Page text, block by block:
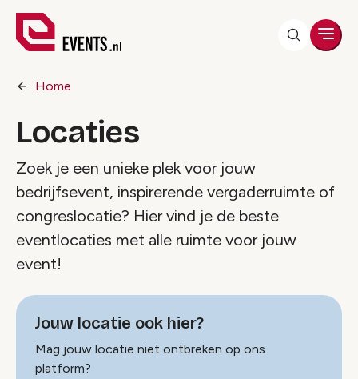
Home
Locaties
Zoek je een unieke plek voor jouw
bedrijfsevent, inspirerende vergaderruimte of
congreslocatie? Hier vind je de beste
eventlocaties met alle ruimte voor jouw
event!
Jouw locatie ook hier?
Mag jouw locatie niet ontbreken op ons
platform?